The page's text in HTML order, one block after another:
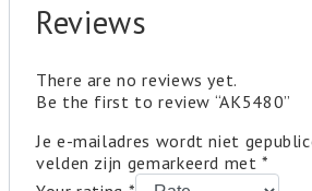
Reviews
There are no reviews yet.
Be the first to review “AK5480”
Je e-mailadres wordt niet
velden zijn gemarkeerd met*